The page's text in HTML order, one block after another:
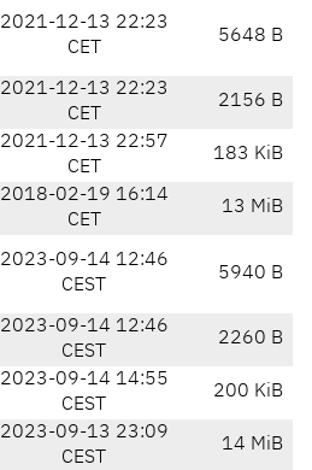
2021-12-13 22:23
CET
5648 B
2021-12-13 22:23
CET
2156 B
2021-12-13 22:57
CET
183 KiB
2018-02-19 16:14
CET
13 MiB
2023-09-14 12:46
CEST
5940 B
2023-09-14 12:46
CEST
2260 B
2023-09-14 14:55
CEST
200 KiB
2023-09-13 23:09
CEST
14 MiB